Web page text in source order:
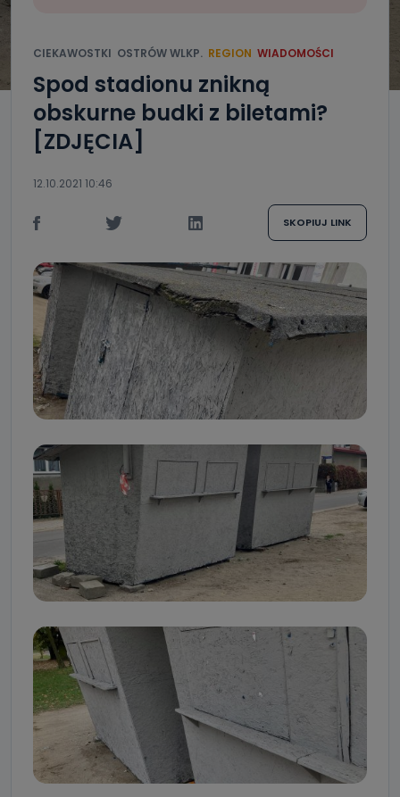
CIEKAWOSTKI OSTRÓW WLKP. REGION WIADOMOŚCI
Spod stadionu znikną
obskurne budki z biletami?
[ZDJĘCIA]
12.10.2021 10:46
SKOPIUJ LINK